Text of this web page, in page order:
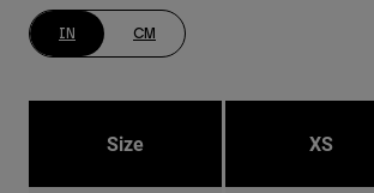
IN CM
Size XS